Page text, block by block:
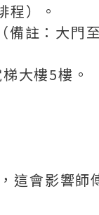
）。
備註：大門
大樓5樓。
這會影響師